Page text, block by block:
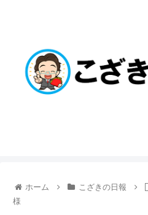
ホーム こざきの日報
様